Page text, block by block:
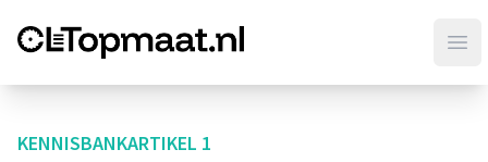
CLT op maat
KENNISBANKARTIKEL 1